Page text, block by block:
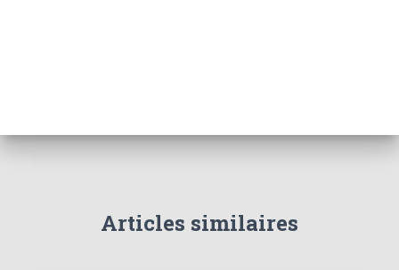
Articles similaires